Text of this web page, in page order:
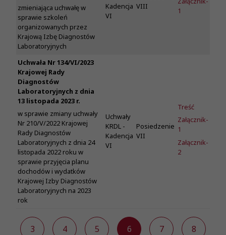
zmieniająca uchwałę w
sprawie szkoleń
organizowanych przez
Krajową Izbę Diagnostów
Laboratoryjnych
Kadencja
VI
VIII
1
Uchwała Nr 134/VI/2023
Krajowej Rady
Diagnostów
Laboratoryjnych z dnia
13 listopada 2023 r.
w sprawie zmiany uchwały
Nr 210/V/2022 Krajowej
Rady Diagnostów
Laboratoryjnych z dnia 24
listopada 2022 roku w
sprawie przyjęcia planu
dochodów i wydatków
Krajowej Izby Diagnostów
Laboratoryjnych na 2023
rok
Uchwały
KRDL -
Kadencja
VI
Posiedzenie
VII
Treść
Załącznik-
1
Załącznik-
2
3 4 5 6 7 8